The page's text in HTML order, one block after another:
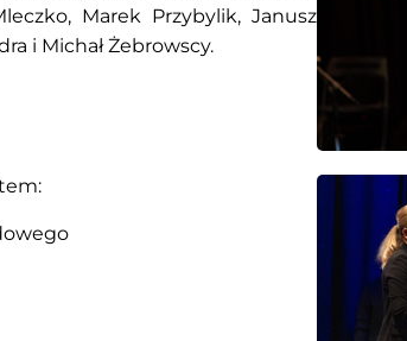
Marek Przybylik, Janusz
i Michał Żebrowscy.